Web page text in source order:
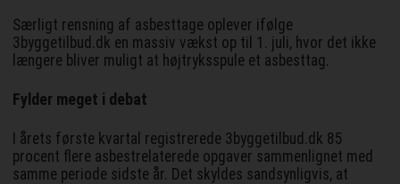
Særligt rensning af asbesttage oplever ifølge
3byggetilbud.dk en massiv vækst op til 1. juli, hvor det ikke
længere bliver muligt at højtryksspule et asbesttag.
Fylder meget i debat
I årets første kvartal registrerede 3byggetilbud.dk 85
procent flere asbestrelaterede opgaver sammenlignet med
samme periode sidste år. Det skyldes sandsynligvis, at